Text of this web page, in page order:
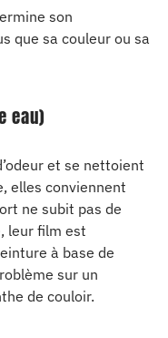
son
que sa couleur ou sa
eau)
et se nettoient
elles conviennent
ne subit pas de
leur film est
à base de
sur un
de couloir.